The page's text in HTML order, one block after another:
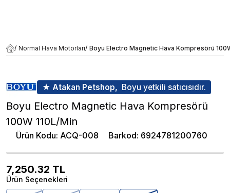
/ Normal Hava Motorları/ Boyu Electro Magnetic Hava Kompresörü
★ Atakan Petshop, Boyu yetkili satıcısıdır.
Boyu Electro Magnetic Hava Kompresörü
100W 110L/Min
Ürün Kodu: ACQ-008 Barkod: 6924781200760
7,250.32 TL
Ürün Seçenekleri